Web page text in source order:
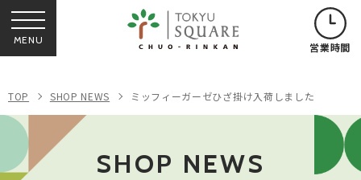
MENU 営業時間
TOP SHOP NEWS ミッフィーガーゼひざ掛け入荷しました
SHOP NEWS